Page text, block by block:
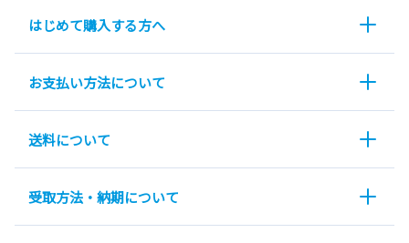
はじめて購入する方へ
お支払い方法について
送料について
受取方法・納期について